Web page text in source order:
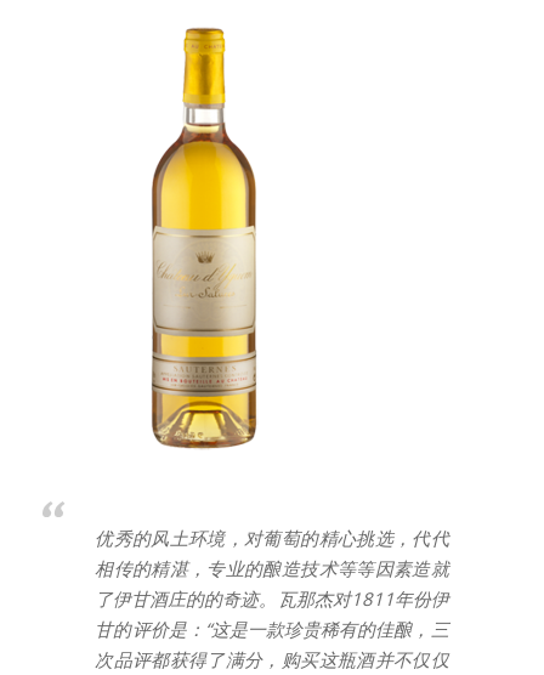
优秀的风土环境，对葡萄的精心挑选，代代
相传的精湛，专业的酿造技术等等因素造就
了伊甘酒庄的的奇迹。瓦那杰对1811年份伊
甘的评价是：“这是一款珍贵稀有的佳酿，三
次品评都获得了满分，购买这瓶酒并不仅仅